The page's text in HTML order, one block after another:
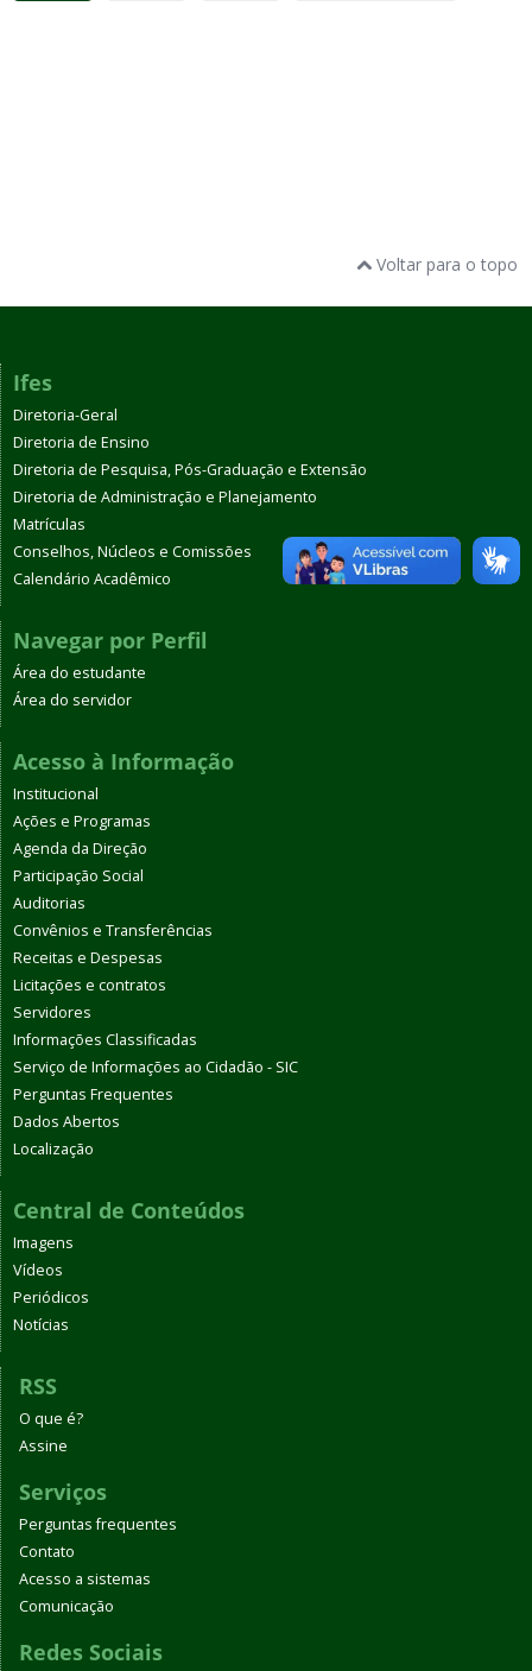
Voltar para o topo
Ifes
Diretoria-Geral
Diretoria de Ensino
Diretoria de Pesquisa, Pós-Graduação e Extensão
Diretoria de Administração e Planejamento
Matrículas
Conselhos, Núcleos e Comissões
Calendário Acadêmico
Navegar por Perfil
Área do estudante
Área do servidor
Acesso à Informação
Institucional
Ações e Programas
Agenda da Direção
Participação Social
Auditorias
Convênios e Transferências
Receitas e Despesas
Licitações e contratos
Servidores
Informações Classificadas
Serviço de Informações ao Cidadão - SIC
Perguntas Frequentes
Dados Abertos
Localização
Central de Conteúdos
Imagens
Vídeos
Periódicos
Notícias
RSS
O que é?
Assine
Serviços
Perguntas frequentes
Contato
Acesso a sistemas
Comunicação
Redes Sociais